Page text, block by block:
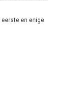
en enige